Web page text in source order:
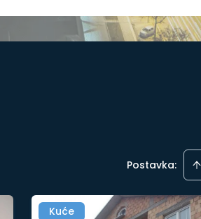
Postavka:
Kuće